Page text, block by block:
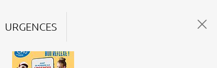
URGENCES